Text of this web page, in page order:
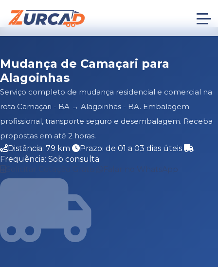
Mudança de Camaçari para
Alagoinhas
Serviço completo de mudança residencial e comercial na
rota Camaçari - BA → Alagoinhas - BA. Embalagem
profissional, transporte seguro e desembalagem. Receba
propostas em até 2 horas.
Distância: 79 km
Prazo: de 01 a 03 dias úteis
Frequência: Sob consulta
Falar no WhatsApp